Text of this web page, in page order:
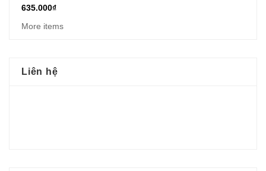
635.000₫
More items
Liên hệ